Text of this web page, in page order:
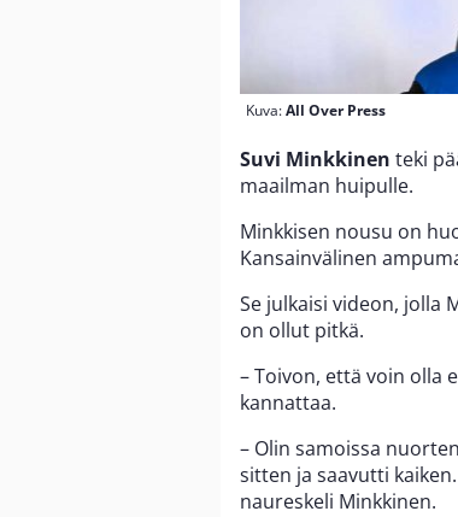
Kuva:All Over Press
Suvi Minkkinen teki
maailman huipulle.
Minkkisen nousu on
Kansainvälinen
Se julkaisi videon, jolla
on ollut pitkä.
– Toivon, että voin olla
kannattaa.
– Olin samoissa
sitten ja saavutti
naureskeli Minkkinen.